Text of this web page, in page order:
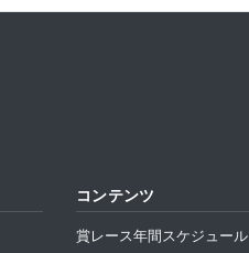
コンテンツ
賞レース年間スケジュール